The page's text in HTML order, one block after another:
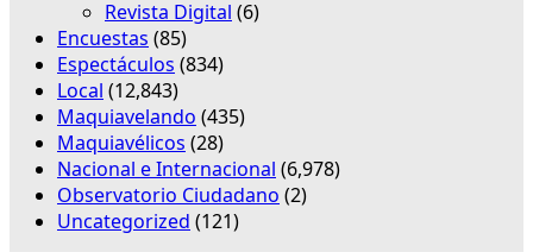
Revista Digital (6)
Encuestas (85)
Espectáculos (834)
Local (12,843)
Maquiavelando (435)
Maquiavélicos (28)
Nacional e Internacional (6,978)
Observatorio Ciudadano (2)
Uncategorized (121)